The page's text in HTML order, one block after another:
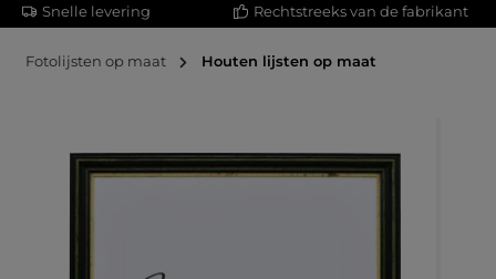
Snelle levering Rechtstreeks van de fabrikant
Fotolijsten op maat Houten lijsten op maat